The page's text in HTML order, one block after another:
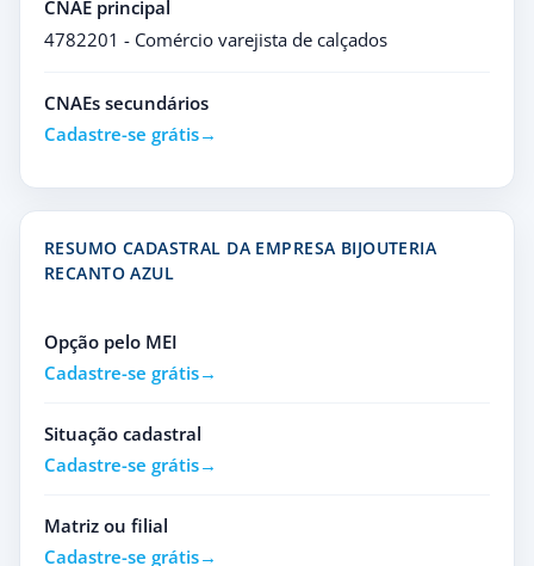
CNAE principal
4782201 - Comércio varejista de calçados
CNAEs secundários
Cadastre-se grátis
RESUMO CADASTRAL DA EMPRESA BIJOUTERIA
RECANTO AZUL
Opção pelo MEI
Cadastre-se grátis
Situação cadastral
Cadastre-se grátis
Matriz ou filial
Cadastre-se grátis